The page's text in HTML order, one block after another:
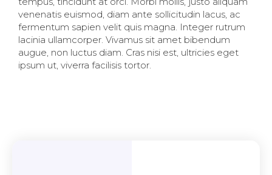
venenatis euismod, diam ante sollicitudin lacus, ac
fermentum sapien velit quis magna. Integer rutrum
lacinia ullamcorper. Vivamus sit amet bibendum
augue, non luctus diam. Cras nisi est, ultricies eget
ipsum ut, viverra facilisis tortor.